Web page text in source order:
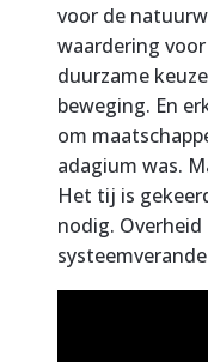
voor de
waardering
duurzame
beweging. En
om
adagium was.
Het tij is
nodig.